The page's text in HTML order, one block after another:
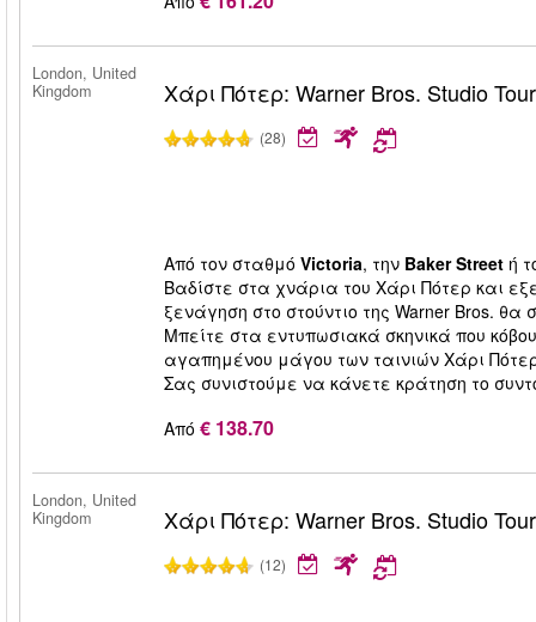
London, United
Kingdom
Χάρι Πότερ: Warner Bros. Studio
(28)
Από τον σταθμό Victoria, την Baker Street ή
Βαδίστε στα χνάρια του Χάρι Πότερ και
ξενάγηση στο στούντιο της Warner Bros.
Μπείτε στα εντυπωσιακά σκηνικά που
αγαπημένου μάγου των ταινιών Χάρι
Σας συνιστούμε να κάνετε κράτηση το
Από € 138.70
London, United
Kingdom
Χάρι Πότερ: Warner Bros. Studio
(12)